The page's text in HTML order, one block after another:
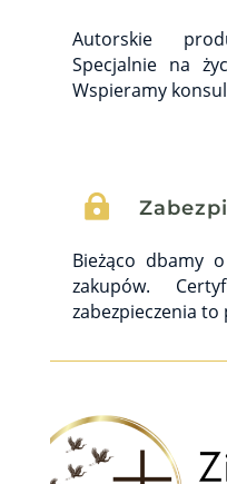
Autorskie
Specjalnie na
Wspieramy

Bieżąco dbamy
zakupów.
zabezpieczenia